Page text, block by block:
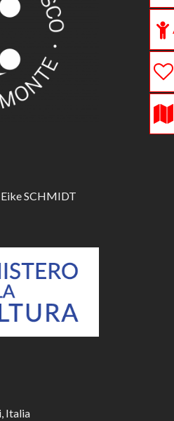
Eike SCHMIDT
Italia